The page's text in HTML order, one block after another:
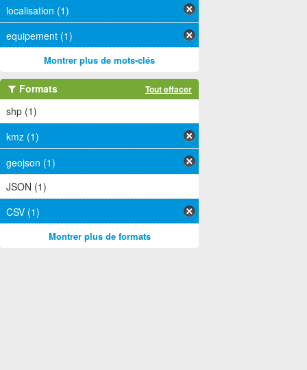
localisation (1)
equipement (1)
Montrer plus de mots-clés
Formats Tout effacer
shp (1)
kmz (1)
geojson (1)
JSON (1)
CSV (1)
Montrer plus de formats